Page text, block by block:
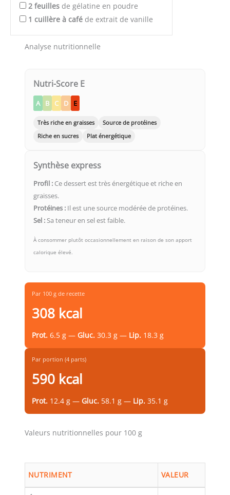
2 feuilles de gélatine en poudre
1 cuillère à café de extrait de vanille
Analyse nutritionnelle
Nutri-Score E
A B C D E
Très riche en graisses
Source de protéines
Riche en sucres
Plat énergétique
Synthèse express
Profil : Ce dessert est très énergétique et riche en
graisses.
Protéines : Il est une source modérée de protéines.
Sel :Sa teneur en sel est faible.
À consommer plutôt occasionnellement en raison de son apport
calorique élevé.
Par 100 g de recette
308 kcal
Prot. 6.5 g — Gluc. 30.3 g — Lip. 18.3 g
Par portion (4 parts)
590 kcal
Prot. 12.4 g — Gluc. 58.1 g — Lip. 35.1 g
Valeurs nutritionnelles pour 100 g
NUTRIMENT VALEUR